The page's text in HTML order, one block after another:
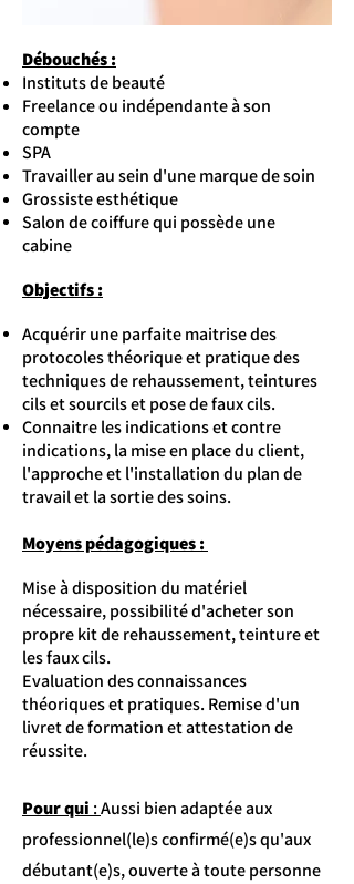
Débouchés :
Instituts de beauté
Freelance ou indépendante à son
compte
SPA
Travailler au sein d'une marque de soin
Grossiste esthétique
Salon de coiffure qui possède une
cabine
Objectifs :
Acquérir une parfaite maitrise des
protocoles théorique et pratique des
techniques de rehaussement, teintures
cils et sourcils et pose de faux cils.
Connaitre les indications et contre
indications, la mise en place du client,
l'approche et l'installation du plan de
travail et la sortie des soins.
Moyens pédagogiques :
Mise à disposition du matériel
nécessaire, possibilité d'acheter son
propre kit de rehaussement, teinture et
les faux cils.
Evaluation des connaissances
théoriques et pratiques. Remise d'un
livret de formation et attestation de
réussite.
Pour qui :Aussi bien adaptée aux
professionnel(le)s confirmé(e)s qu'aux
débutant(e)s, ouverte à toute personne